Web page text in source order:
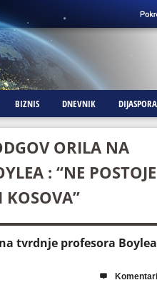
BIZNIS DNEVNIK DIJASPORA
ORILA NA
: “NE POSTOJE
KOSOVA”
tvrdnje profesora
 Komentari